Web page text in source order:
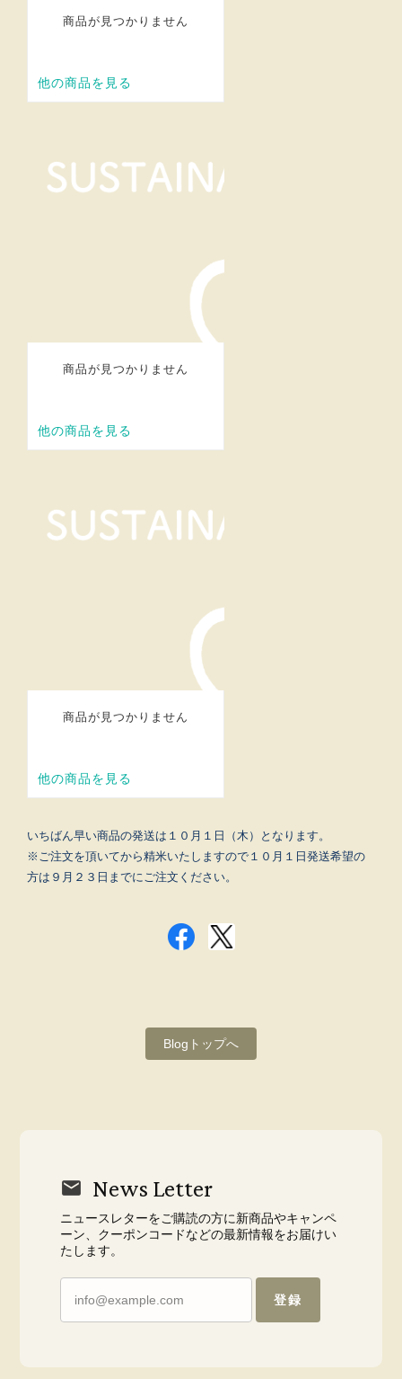
いちばん早い商品の発送は１０月１日（木）となります。
※ご注文を頂いてから精米いたしますので１０月１日発送希望の
方は９月２３日までにご注文ください。
Blogトップへ
News Letter
ニュースレターをご購読の方に新商品やキャンペ
ーン、クーポンコードなどの最新情報をお届けい
たします。
登録